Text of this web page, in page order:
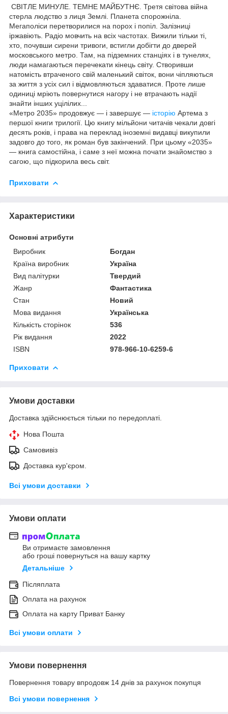
СВІТЛЕ МИНУЛЕ. ТЕМНЕ МАЙБУТНЄ. Третя світова війна
стерла людство з лиця Землі. Планета спорожніла.
Мегаполіси перетворилися на порох і попіл. Залізниці
іржавіють. Радіо мовчить на всіх частотах. Вижили тільки ті,
хто, почувши сирени тривоги, встигли добігти до дверей
московського метро. Там, на підземних станціях і в тунелях,
люди намагаються перечекати кінець світу. Створивши
натомість втраченого свій маленький світок, вони чіпляються
за життя з усіх сил і відмовляються здаватися. Проте лише
одиниці мріють повернутися нагору і не втрачають надії
знайти інших уцілілих...
«Метро 2035» продовжує — і завершує — історію Артема з
першої книги трилогії. Цю книгу мільйони читачів чекали довгі
десять років, і права на переклад іноземні видавці викупили
задовго до того, як роман був закінчений. При цьому «2035»
— книга самостійна, і саме з неї можна почати знайомство з
сагою, що підкорила весь світ.
Приховати
Характеристики
Основні атрибути
Виробник
Богдан
Країна виробник
Україна
Вид палітурки
Твердий
Жанр
Фантастика
Стан
Новий
Мова видання
Українська
Кількість сторінок
536
Рік видання
2022
ISBN
978-966-10-6259-6
Приховати
Умови доставки
Доставка здійснюється тільки по передоплаті.
Нова Пошта
Самовивіз
Доставка кур'єром.
Всі умови доставки
Умови оплати
Ви отримаєте замовлення
або гроші повернуться на вашу картку
Детальніше
Післяплата
Оплата на рахунок
Оплата на карту Приват Банку
Всі умови оплати
Умови повернення
Повернення товару впродовж 14 днів за рахунок покупця
Всі умови повернення